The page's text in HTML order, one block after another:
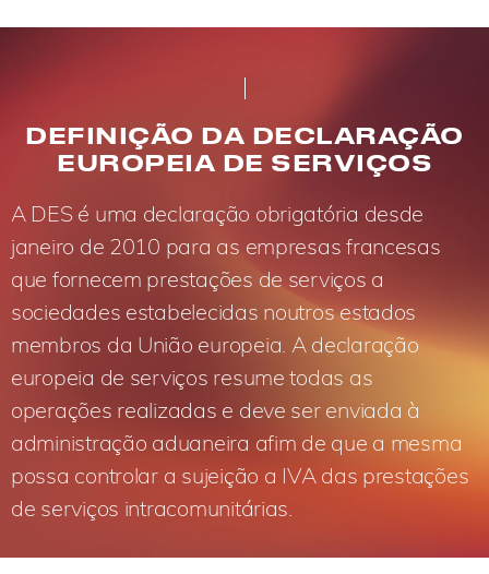
DEFINIÇÃO DA DECLARAÇÃO
EUROPEIA DE SERVIÇOS
A DES é uma declaração obrigatória desde
janeiro de 2010 para as empresas francesas
que fornecem prestações de serviços a
sociedades estabelecidas noutros estados
membros da União europeia. A declaração
europeia de serviços resume todas as
operações realizadas e deve ser enviada à
administração aduaneira afim de que a mesma
possa controlar a sujeição a IVA das prestações
de serviços intracomunitárias.